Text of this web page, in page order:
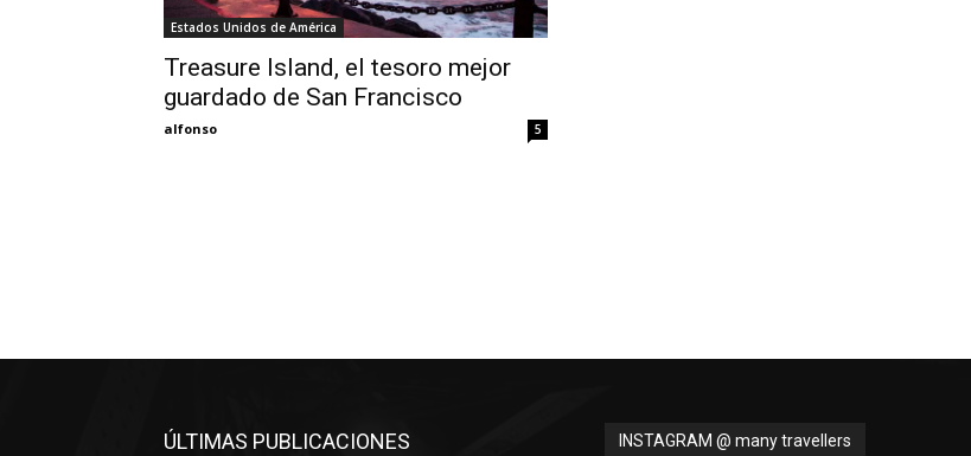
Estados Unidos de América
Treasure Island, el tesoro mejor
guardado de San Francisco
alfonso 5
ÚLTIMAS PUBLICACIONES INSTAGRAM @ many travellers